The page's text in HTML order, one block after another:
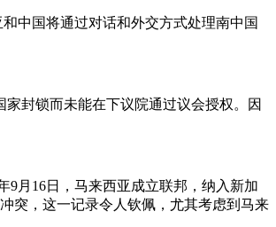
中国将通过对话和外交方式处理南中国
封锁而未能在下议院通过议会授权。因
9月16日，马来西亚成立联邦，纳入新加
突，这一记录令人钦佩，尤其考虑到马来